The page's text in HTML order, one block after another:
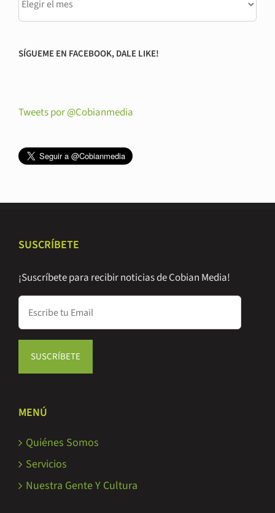
SÍGUEME EN FACEBOOK, DALE LIKE!
Tweets por @Cobianmedia
SUSCRÍBETE
¡Suscríbete para recibir noticias de Cobian Media!
MENÚ
Quiénes Somos
Servicios
Nuestra Gente Y Cultura